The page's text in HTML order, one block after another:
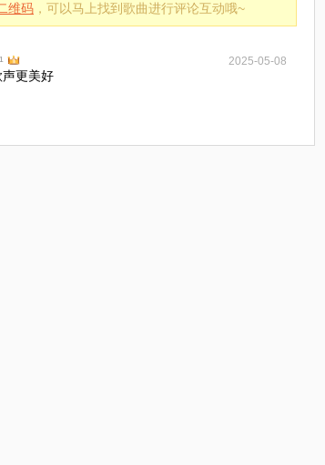
维码 ，可以马上找到歌曲进行评论互动哦~
2025-05-08
更美好